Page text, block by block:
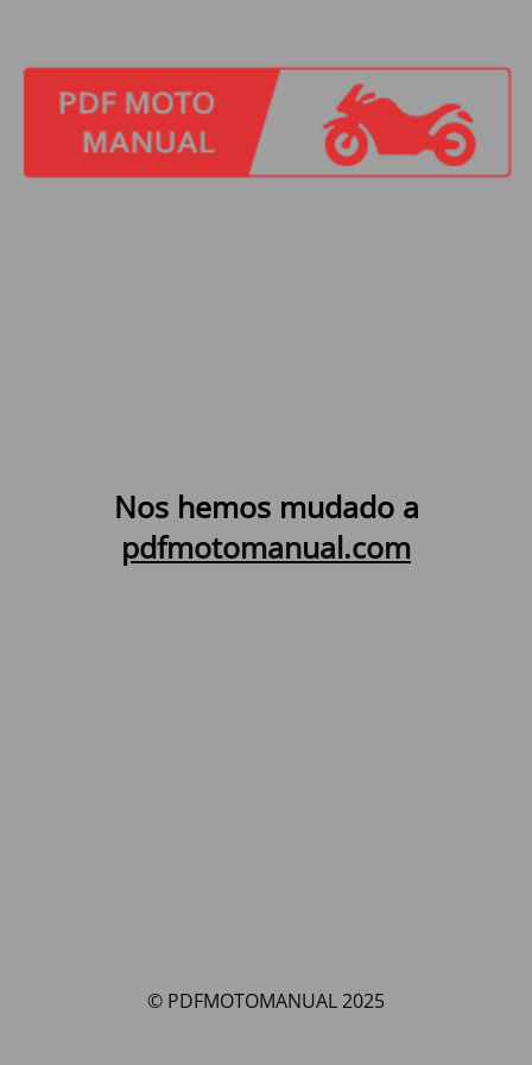
Nos hemos mudado a
pdfmotomanual.com
© PDFMOTOMANUAL 2025